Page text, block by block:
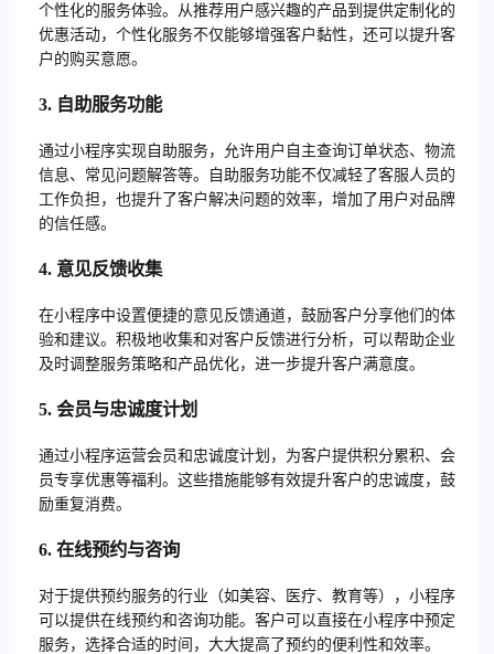
个性化的服务体验。从推荐用户感兴趣的产品到提供定制化的
优惠活动，个性化服务不仅能够增强客户黏性，还可以提升客
户的购买意愿。
3. 自助服务功能
通过小程序实现自助服务，允许用户自主查询订单状态、物流
信息、常见问题解答等。自助服务功能不仅减轻了客服人员的
工作负担，也提升了客户解决问题的效率，增加了用户对品牌
的信任感。
4. 意见反馈收集
在小程序中设置便捷的意见反馈通道，鼓励客户分享他们的体
验和建议。积极地收集和对客户反馈进行分析，可以帮助企业
及时调整服务策略和产品优化，进一步提升客户满意度。
5. 会员与忠诚度计划
通过小程序运营会员和忠诚度计划，为客户提供积分累积、会
员专享优惠等福利。这些措施能够有效提升客户的忠诚度，鼓
励重复消费。
6. 在线预约与咨询
对于提供预约服务的行业（如美容、医疗、教育等），小程序
可以提供在线预约和咨询功能。客户可以直接在小程序中预定
服务，选择合适的时间，大大提高了预约的便利性和效率。